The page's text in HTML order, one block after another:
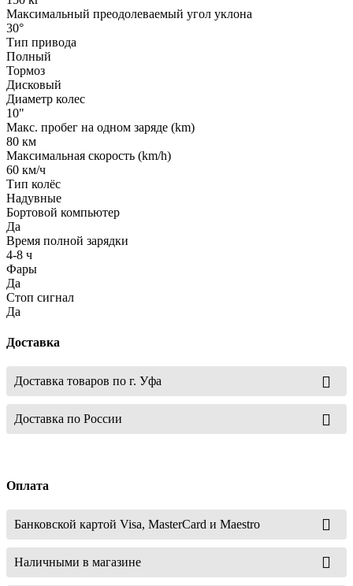
Максимальный преодолеваемый угол уклона
30°
Тип привода
Полный
Тормоз
Дисковый
Диаметр колес
10"
Макс. пробег на одном заряде (km)
80 км
Максимальная скорость (km/h)
60 км/ч
Тип колёс
Надувные
Бортовой компьютер
Да
Время полной зарядки
4-8 ч
Фары
Да
Стоп сигнал
Да
Доставка
Доставка товаров по г. Уфа
Доставка по России
Оплата
Банковской картой Visa, MasterCard и Maestro
Наличными в магазине